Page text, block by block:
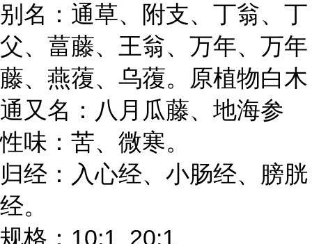
别名：通草、附支、丁翁、丁
父、葍藤、王翁、万年、万年
藤、燕蕧、乌蕧。原植物白木
通又名：八月瓜藤、地海参
性味：苦、微寒。
归经：入心经、小肠经、膀胱
经。
规格：10:1 20:1